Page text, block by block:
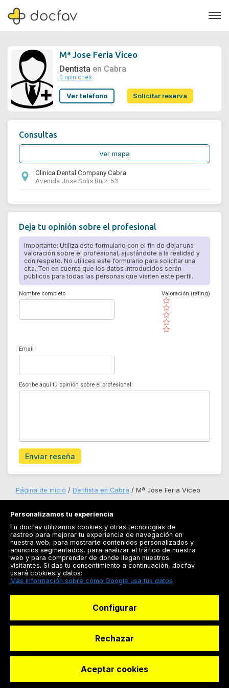
Soporte
Mª Jose Feria Viceo
Dentista en Cabra
0 opiniones
Ver teléfono Solicitar reserva
Solicitar reserva
Consultas
Ver mapa
Clinica Dental Company Cabra
Avenida Jose Solis Ruiz, 53
Deja tu opinión sobre el profesional
Importante: Utiliza este formulario con el fin de dejar una
valoración sobre el profesional, ajustándote a la realidad y
con respeto. No utilices este formulario para solicitar una
cita. Ten en cuenta que los datos introducidos serán
públicos para todas las personas que visiten este perfil.
Nombre completo
( )
( )
( )
( )
( )
Valoración (rating)
Email
Escribe aquí tu opinión sobre el profesional:
Enviar reseña
Página de inicio Dentista en Cabra Mª Jose Feria Viceo
Registrarse
Docfav
© Dashboard Technologies S.L
Personalizamos tu experiencia
En docfav utilizamos cookies y otras tecnologías de
rastreo para mejorar tu experiencia de navegación en
nuestra web, para mostrarte contenidos personalizados y
anuncios segmentados, para analizar el tráfico de nuestra
web y para comprender de donde llegan nuestros
visitantes. Si das tu consentimiento a continuación, docfav
usará cookies y datos:
Más información sobre cómo Google usa tus datos
Configurar
Rechazar
Aceptar cookies